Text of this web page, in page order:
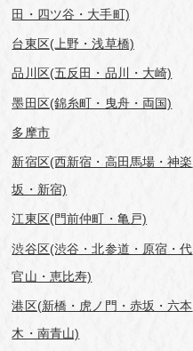
田・四ツ谷・大手町)
台東区(上野・浅草橋)
品川区(五反田・品川・大崎)
墨田区(錦糸町・曳舟・両国)
多摩市
新宿区(西新宿・高田馬場・神楽
坂・新宿)
江東区(門前仲町・亀戸)
渋谷区(渋谷・北参道・原宿・代
官山・恵比寿)
港区(新橋・虎ノ門・赤坂・六本
木・南青山)